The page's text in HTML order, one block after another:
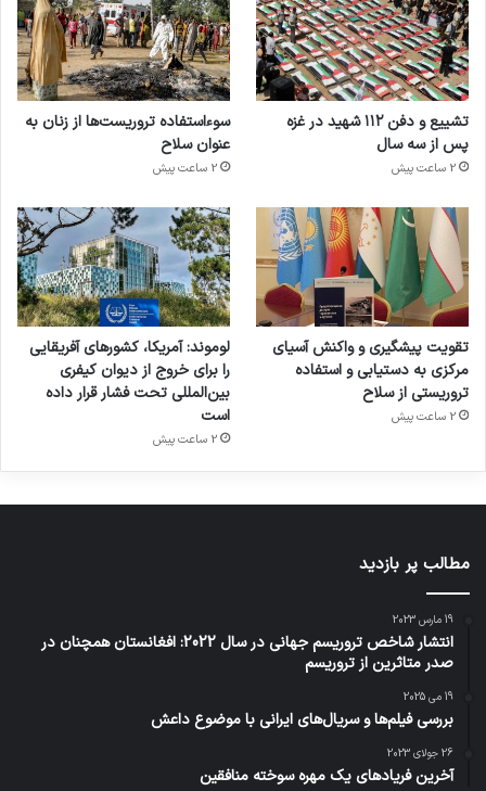
تشییع و دفن ۱۱۲ شهید در غزه
پس از سه سال
2 ساعت پیش
سوءاستفاده تروریست‌ها از زنان به
عنوان سلاح
2 ساعت پیش
تقویت پیشگیری و واکنش آسیای
مرکزی به دستیابی و استفاده
تروریستی از سلاح
2 ساعت پیش
لوموند: آمریکا، کشورهای آفریقایی
را برای خروج از دیوان کیفری
بین‌المللی تحت فشار قرار داده
است
2 ساعت پیش
مطالب پر بازدید
19 مارس 2023
انتشار شاخص تروریسم جهانی در سال 2022: افغانستان همچنان در
صدر متاثرین از تروریسم
19 می 2025
بررسی فیلم‌ها و سریال‌های ایرانی با موضوع داعش
26 جولای 2023
آخرین فریادهای یک مهره سوخته منافقین